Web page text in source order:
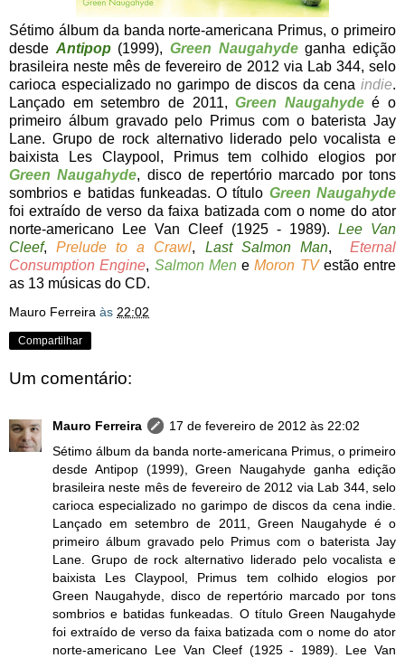
Sétimo álbum da banda norte-americana Primus, o primeiro
desde Antipop (1999),Green Naugahydeganha edição
brasileira neste mês de fevereiro de 2012 via Lab 344, selo
carioca especializado no garimpo de discos da cena indie.
Lançado em setembro de 2011,Green Naugahydeé o
primeiro álbum gravado pelo Primus com o baterista Jay
Lane. Grupo de rock alternativo liderado pelo vocalista e
baixista Les Claypool, Primus tem colhido elogios por
Green Naugahyde, disco de repertório marcado por tons
sombrios e batidas funkeadas. O título Green Naugahyde
foi extraído de verso da faixa batizada com o nome do ator
norte-americano Lee Van Cleef (1925 - 1989). Lee Van
Cleef,Prelude to a Crawl, Last Salmon Man,Eternal
Consumption Engine, Salmon MeneMoron TVestão entre
as 13 músicas do CD.
Mauro Ferreira às 22:02
Compartilhar
Um comentário:
Mauro Ferreira
17 de fevereiro de 2012 às 22:02
Sétimo álbum da banda norte-americana Primus, o primeiro
desde Antipop (1999), Green Naugahyde ganha edição
brasileira neste mês de fevereiro de 2012 via Lab 344, selo
carioca especializado no garimpo de discos da cena indie.
Lançado em setembro de 2011, Green Naugahyde é o
primeiro álbum gravado pelo Primus com o baterista Jay
Lane. Grupo de rock alternativo liderado pelo vocalista e
baixista Les Claypool, Primus tem colhido elogios por
Green Naugahyde, disco de repertório marcado por tons
sombrios e batidas funkeadas. O título Green Naugahyde
foi extraído de verso da faixa batizada com o nome do ator
norte-americano Lee Van Cleef (1925 - 1989). Lee Van